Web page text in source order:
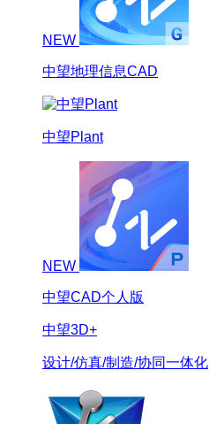
NEW
中望地理信息CAD
中望Plant
NEW
中望CAD个人版
中望3D+
设计/仿真/制造/协同一体化